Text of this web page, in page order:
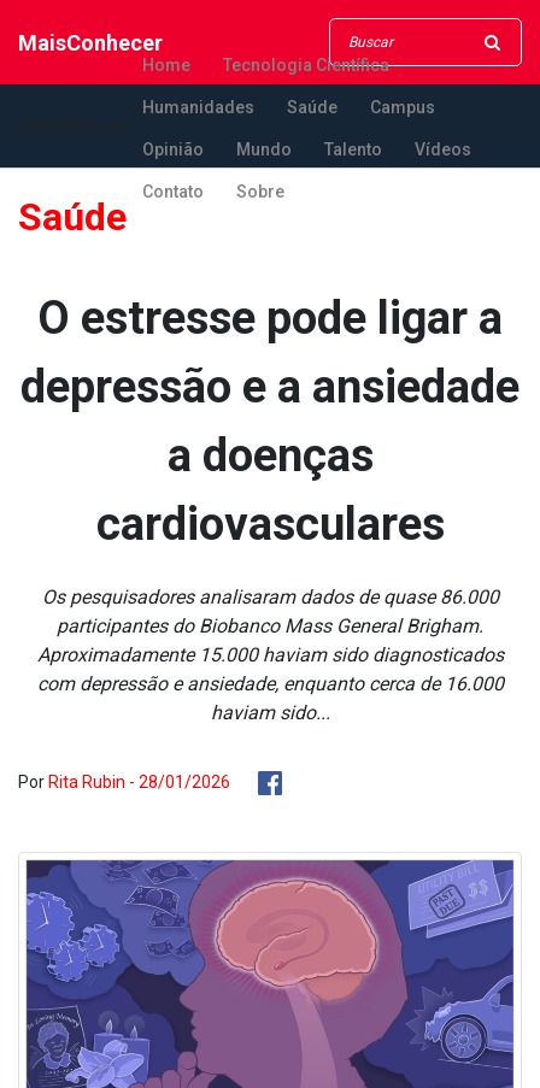
MaisConhecer
Home Tecnologia Científica
Humanidades Saúde Campus
Opinião Mundo Talento Vídeos
Contato Sobre
Saúde
O estresse pode ligar a
depressão e a ansiedade
a doenças
cardiovasculares
Os pesquisadores analisaram dados de quase 86.000
participantes do Biobanco Mass General Brigham.
Aproximadamente 15.000 haviam sido diagnosticados
com depressão e ansiedade, enquanto cerca de 16.000
haviam sido...
Por Rita Rubin - 28/01/2026